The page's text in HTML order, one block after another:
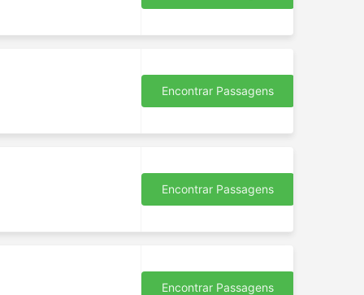
Encontrar Passagens
Encontrar Passagens
Encontrar Passagens